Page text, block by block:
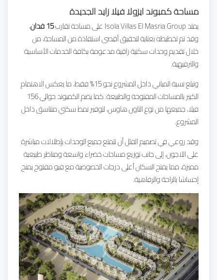
مساحة كمبوند ايزولا فيلا زايد الجديدة
يمتد Isola Villas El Masria Group على مساحة تقارب 15 فدان
،
وقد تم تخطيطه بعناية لتحقيق أقصى استفادة من المساحة، من
خلال تقديم وحدات سكنية راقية مدعومة بكافة الخدمات الأساسية
والترفيهية.
وتبلغ نسبة المباني داخل المشروع نحو 15% فقط، ما يعكس الاهتمام
الكبير بالمساحات المفتوحة والطبيعة. كما يضم الكمبوند حوالي 156
فيلا، جميعها من نوع التاون هاوس، لتوفير نمط سكني متناسق داخل
المشروع.
وقد روعي في تصميم الفلل أن تتمتع جميع الوحدات بإطلالات مباشرة
على اللاجون، إلى جانب توزيع مساحات خضراء واسعة ومناظر طبيعية
مميزة، مما يمنح السكان أعلى درجات الخصوصية مع فيو مفتوح يمنح
إحساسًا بالراحة والرفاهية.